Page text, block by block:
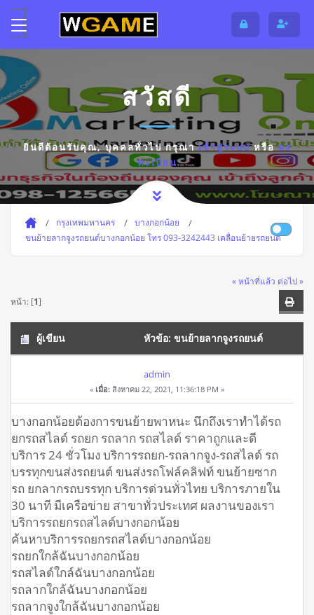
สวัสดี
ยินดีต้อนรับคุณ,บุคคลทั่วไปกรุณาเข้าสู่ระบบหรือลง
ทะเบียน
กรุงเทพมหานคร
บางกอกน้อย
ขนย้ายลากจูงรถยนต์บางกอกน้อย โทร 093-3242443 เคลื่อนย้ายรถยนต์
« หน้าที่แล้ว ต่อไป »
หน้า: [1]
ผู้เขียน หัวข้อ: ขนย้ายลากจูงรถยนต์
บางกอกน้อย โทร 093-3242443 เคลื่อนย้ายรถยนต์ (อ่าน 11476
ครั้ง)
admin
« เมื่อ: สิงหาคม 22, 2021, 11:36:18 PM »
บางกอกน้อยต้องการขนย้ายพาหนะ นึกถึงเราทำได้รถ
ยกรถสไลด์ รถยก รถลาก รถสไลด์ ราคาถูกและดี
บริการ 24 ชั่วโมง บริการรถยก-รถลากจูง-รถสไลด์ รถ
บรรทุกขนส่งรถยนต์ ขนส่งรถโฟล์คลิฟท์ ขนย้ายซาก
รถ ยกลากรถบรรทุก บริการด่วนทั่วไทย บริการภายใน
30 นาที มีเครือข่าย สาขาทั่วประเทศ ผลงานของเรา
บริการรถยกรถสไลด์บางกอกน้อย
ค้นหาบริการรถยกรถสไลด์บางกอกน้อย
รถยกใกล้ฉันบางกอกน้อย
รถสไลด์ใกล์ฉันบางกอกน้อย
รถลากใกล้ฉันบางกอกน้อย
รถลากจูงใกล้ฉันบางกอกน้อย